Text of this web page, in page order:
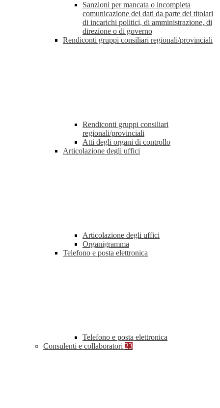
Sanzioni per mancata o incompleta
comunicazione dei dati da parte dei titolari
di incarichi politici, di amministrazione, di
direzione o di governo
Rendiconti gruppi consiliari regionali/provinciali
Rendiconti gruppi consiliari
regionali/provinciali
Atti degli organi di controllo
Articolazione degli uffici
Articolazione degli uffici
Organigramma
Telefono e posta elettronica
Telefono e posta elettronica
Consulenti e collaboratori 23